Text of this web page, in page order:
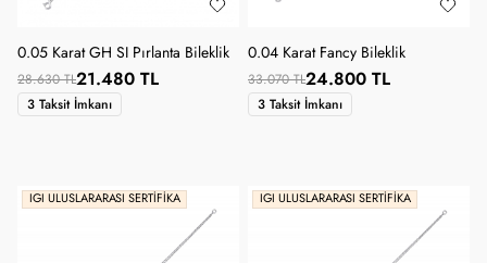
0.05 Karat GH SI Pırlanta Bileklik
28.630 TL21.480 TL
3 Taksit İmkanı
0.04 Karat Fancy Bileklik
33.070 TL24.800 TL
3 Taksit İmkanı
IGI ULUSLARARASI SERTIFIKA IGI ULUSLARARASI SERTIFIKA